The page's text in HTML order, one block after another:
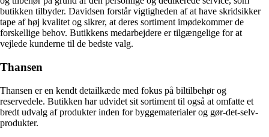
butikken tilbyder. Davidsen forstår vigtigheden af at have skridsikker
tape af høj kvalitet og sikrer, at deres sortiment imødekommer de
forskellige behov. Butikkens medarbejdere er tilgængelige for at
vejlede kunderne til de bedste valg.
Thansen
Thansen er en kendt detailkæde med fokus på biltilbehør og
reservedele. Butikken har udvidet sit sortiment til også at omfatte et
bredt udvalg af produkter inden for byggematerialer og gør-det-selv-
produkter.